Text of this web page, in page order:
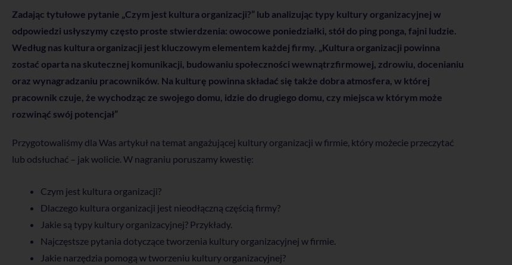
Zadając tytułowe pytanie „Czym jest kultura organizacji?” lub analizując typy kultury organizacyjnej w
odpowiedzi usłyszymy często proste stwierdzenia: owocowe poniedziałki, stół do ping ponga, fajni ludzie.
Według nas kultura organizacji jest kluczowym elementem każdej firmy. „Kultura organizacji powinna
zostać oparta na skutecznej komunikacji, budowaniu społeczności wewnątrzfirmowej, zdrowiu, docenianiu
oraz wynagradzaniu pracowników. Na kulturę powinna składać się także dobra atmosfera, w której
pracownik czuje, że wychodząc ze swojego domu, idzie do drugiego domu, czy miejsca w którym może
rozwinąć swój potencjał”
Przygotowaliśmy dla Was artykuł na temat angażującej kultury organizacji w firmie, który możecie przeczytać
lub odsłuchać – jak wolicie. W nagraniu poruszamy kwestię:
Czym jest kultura organizacji?
Dlaczego kultura organizacji jest nieodłączną częścią firmy?
Jakie są typy kultury organizacyjnej? Przykłady.
Najczęstsze pytania dotyczące tworzenia kultury organizacyjnej w firmie.
Jakie narzędzia pomogą w tworzeniu kultury organizacyjnej?